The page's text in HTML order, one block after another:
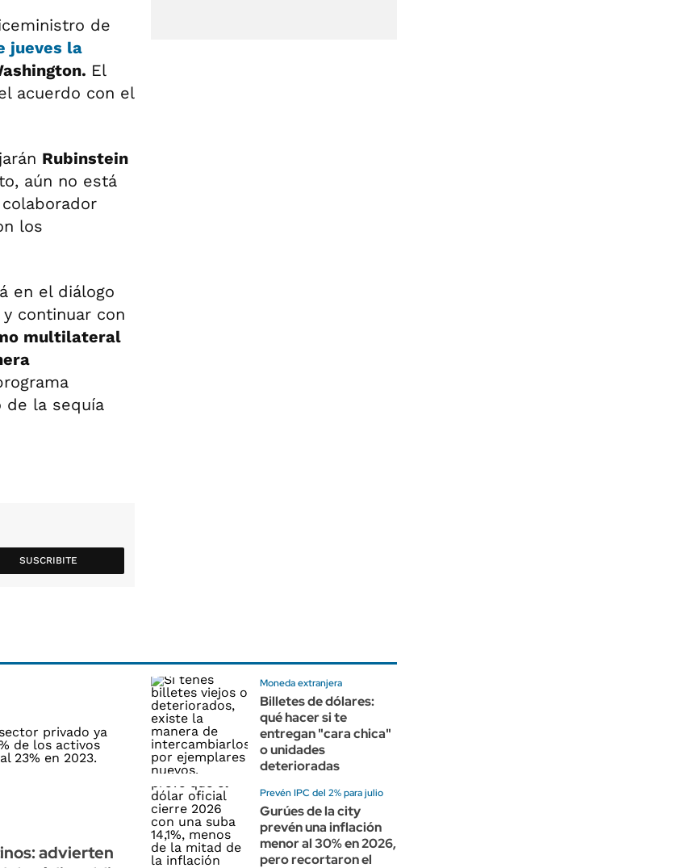
de
jueves la
El
acuerdo con el
Rubinstein
aún no está
colaborador
los
en el diálogo
y continuar con
multilateral
de la sequía
SUSCRIBITE
advierten
Moneda extranjera
Billetes de dólares:
qué hacer si te
entregan "cara chica"
o unidades
deterioradas
Prevén IPC del 2% para julio
Gurúes de la city
prevén una inflación
menor al 30% en 2026,
pero recortaron el